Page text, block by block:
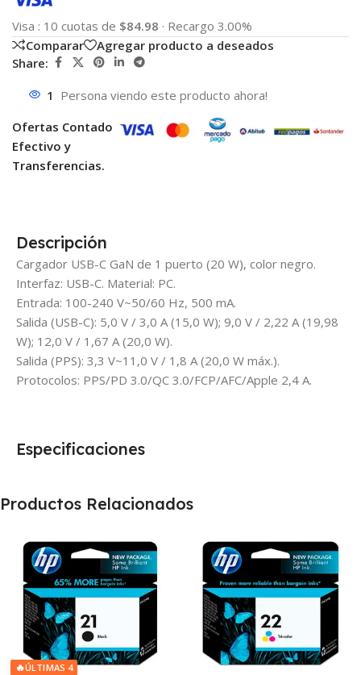
Visa : 10 cuotas de $84.98 · Recargo 3.00%
Comparar
Agregar producto a deseados
Share:
1 Persona viendo este producto ahora!
Ofertas Contado
Efectivo y
Transferencias.
Descripción
Cargador USB-C GaN de 1 puerto (20 W), color negro.
Interfaz: USB-C. Material: PC.
Entrada: 100-240 V~50/60 Hz, 500 mA.
Salida (USB-C): 5,0 V / 3,0 A (15,0 W); 9,0 V / 2,22 A (19,98
W); 12,0 V / 1,67 A (20,0 W).
Salida (PPS): 3,3 V~11,0 V / 1,8 A (20,0 W máx.).
Protocolos: PPS/PD 3.0/QC 3.0/FCP/AFC/Apple 2,4 A.
Especificaciones
Productos Relacionados
🔥ÚLTIMAS 4